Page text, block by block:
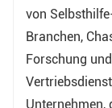
von
Branchen,
Forschung
Unternehmen,